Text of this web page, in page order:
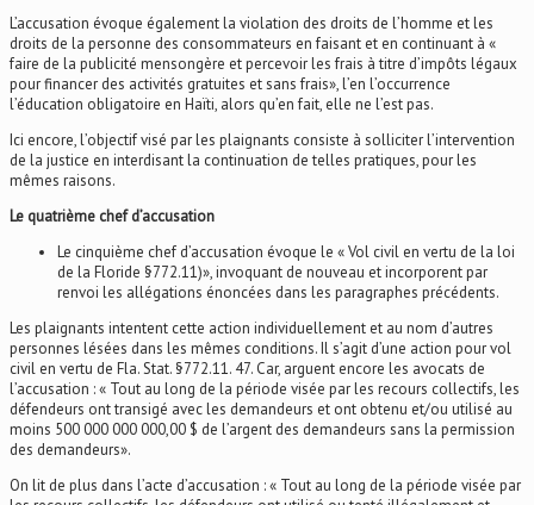
L’accusation évoque également la violation des droits de l’homme et les
droits de la personne des consommateurs en faisant et en continuant à «
faire de la publicité mensongère et percevoir les frais à titre d’impôts légaux
pour financer des activités gratuites et sans frais», l’en l’occurrence
l’éducation obligatoire en Haïti, alors qu’en fait, elle ne l’est pas.
Ici encore, l’objectif visé par les plaignants consiste à solliciter l’intervention
de la justice en interdisant la continuation de telles pratiques, pour les
mêmes raisons.
Le quatrième chef d’accusation
Le cinquième chef d’accusation évoque le « Vol civil en vertu de la loi
de la Floride §772.11)», invoquant de nouveau et incorporent par
renvoi les allégations énoncées dans les paragraphes précédents.
Les plaignants intentent cette action individuellement et au nom d’autres
personnes lésées dans les mêmes conditions. Il s’agit d’une action pour vol
civil en vertu de Fla. Stat. §772.11. 47. Car, arguent encore les avocats de
l’accusation : « Tout au long de la période visée par les recours collectifs, les
défendeurs ont transigé avec les demandeurs et ont obtenu et/ou utilisé au
moins 500 000 000 000,00 $ de l’argent des demandeurs sans la permission
des demandeurs».
On lit de plus dans l’acte d’accusation : « Tout au long de la période visée par